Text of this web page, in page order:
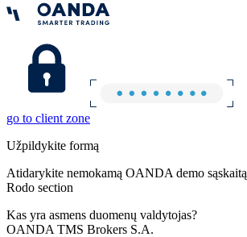
go to client zone
Užpildykite formą
Atidarykite nemokamą OANDA demo sąskaitą
Rodo section
Kas yra asmens duomenų valdytojas?
OANDA TMS Brokers S.A.